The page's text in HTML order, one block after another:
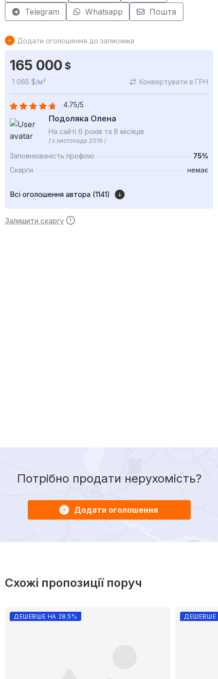
Telegram Whatsapp Пошта
Додати оголошення до записника
165 000 $
1 065 $/м² Конвертувати в ГРН
4.75/5
Подоляка Олена
На сайті 6 років та 8 місяців
/ з листопада 2019 /
Заповнюваність профілю
75%
Скарги
немає
Всі оголошення автора (1141)
Залишити скаргу
Потрібно продати нерухомість?
Додати оголошення
Схожі пропозиції поруч
ДЕШЕВШЕ НА 28.5% ДЕШЕВШЕ